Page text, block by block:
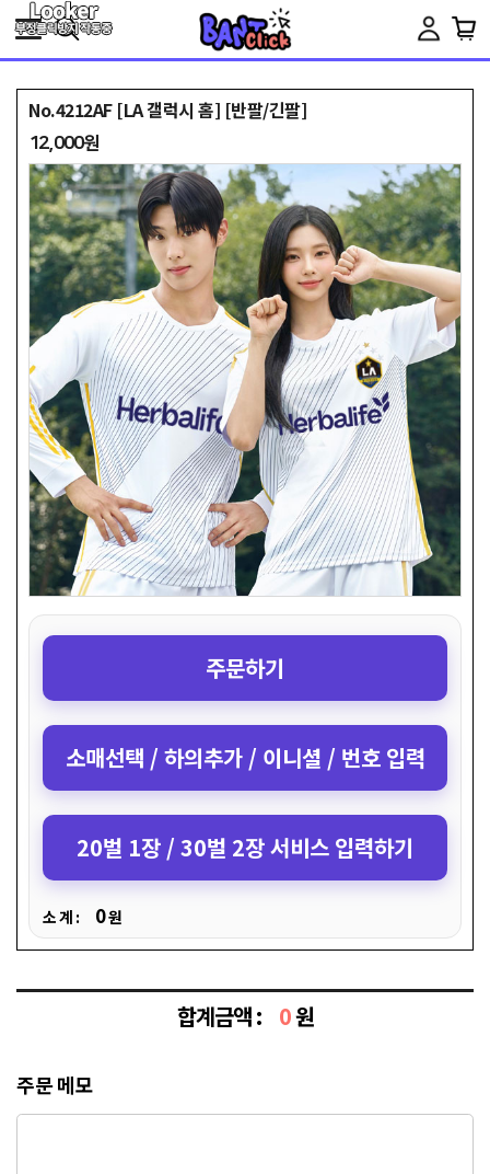
Toggle
No.4212AF [LA 갤럭시 홈] [반팔/긴팔]
12,000원
주문하기
소매선택 / 하의추가 / 이니셜 / 번호 입력
20벌 1장 / 30벌 2장 서비스 입력하기
소 계 : 0원
합계금액 : 0원
주문 메모